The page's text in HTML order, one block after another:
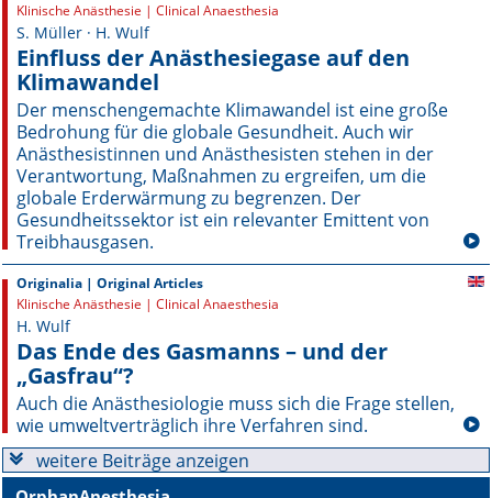
Aktuelle Ausgabe
Leitlinien
Archiv
Supplements
Supplements OrphanAnesthesia
Online First
A&I English
Mediadaten
Autoren-Service
Bestell-Service
Klinische Anästhesie | Clinical Anaesthesia
S. Müller · H. Wulf
Einfluss der Anästhesiegase auf den
Klimawandel
Der menschengemachte Klimawandel ist eine große
Bedrohung für die globale Gesundheit. Auch wir
Anästhesistinnen und Anästhesisten stehen in der
Verantwortung, Maßnahmen zu ergreifen, um die
globale Erderwärmung zu begrenzen. Der
Gesundheitssektor ist ein relevanter Emittent von
Treibhausgasen.
Originalia | Original Articles
Klinische Anästhesie | Clinical Anaesthesia
H. Wulf
Das Ende des Gasmanns – und der
„Gasfrau“?
Auch die Anästhesiologie muss sich die Frage stellen,
wie umweltverträglich ihre Verfahren sind.
weitere Beiträge anzeigen